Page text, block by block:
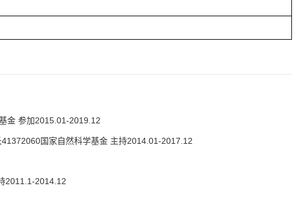
金 参加2015.01-2019.12
国家自然科学基金 主持2014.01-2017.12
2011.1-2014.12